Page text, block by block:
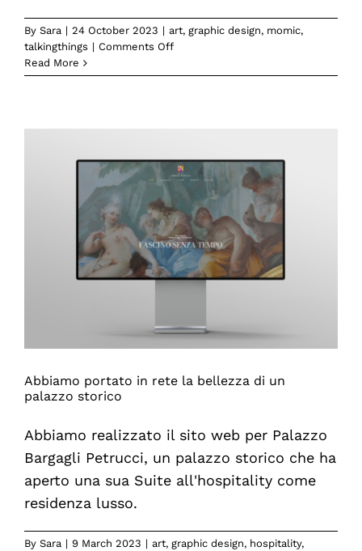
By Sara | 24 October 2023 | art, graphic design, momic,
talkingthings | Comments Offon
all’Ambasciata
L’istallazione
interattiva
a
cura
di
Momic
con
Read More
Abbiamo portato in rete la bellezza di un
palazzo storico
Abbiamo realizzato il sito web per Palazzo
Bargagli Petrucci, un palazzo storico che ha
aperto una sua Suite all'hospitality come
residenza lusso.
By Sara | 9 March 2023 | art, graphic design, hospitality,